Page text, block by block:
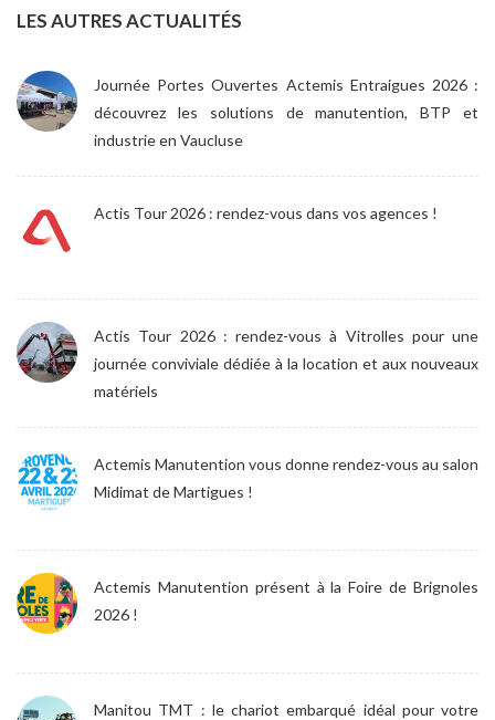
LES AUTRES ACTUALITÉS
Journée Portes Ouvertes Actemis Entraigues 2026 :
découvrez les solutions de manutention, BTP et
industrie en Vaucluse
Actis Tour 2026 : rendez-vous dans vos agences !
Actis Tour 2026 : rendez-vous à Vitrolles pour une
journée conviviale dédiée à la location et aux nouveaux
matériels
Actemis Manutention vous donne rendez-vous au salon
Midimat de Martigues !
Actemis Manutention présent à la Foire de Brignoles
2026 !
Manitou TMT : le chariot embarqué idéal pour votre